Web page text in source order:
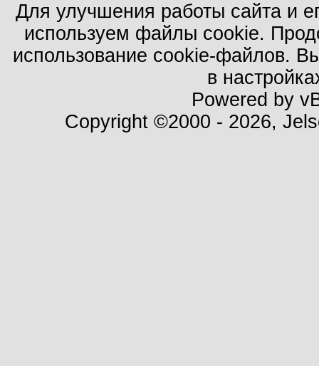
Для улучшения работы сайта и
используем файлы cookie.
использование cookie-файлов.
в
Powered by
Copyright ©2000 - 2026,